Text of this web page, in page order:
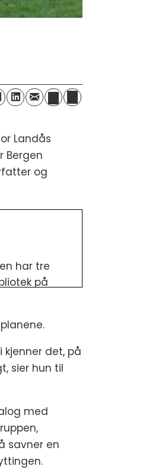
Landås
Bergen
og
har tre
på
penger til
bibliotek.
fra
for å
drift ved
kjenner det, på
sier hun til
med
savner en